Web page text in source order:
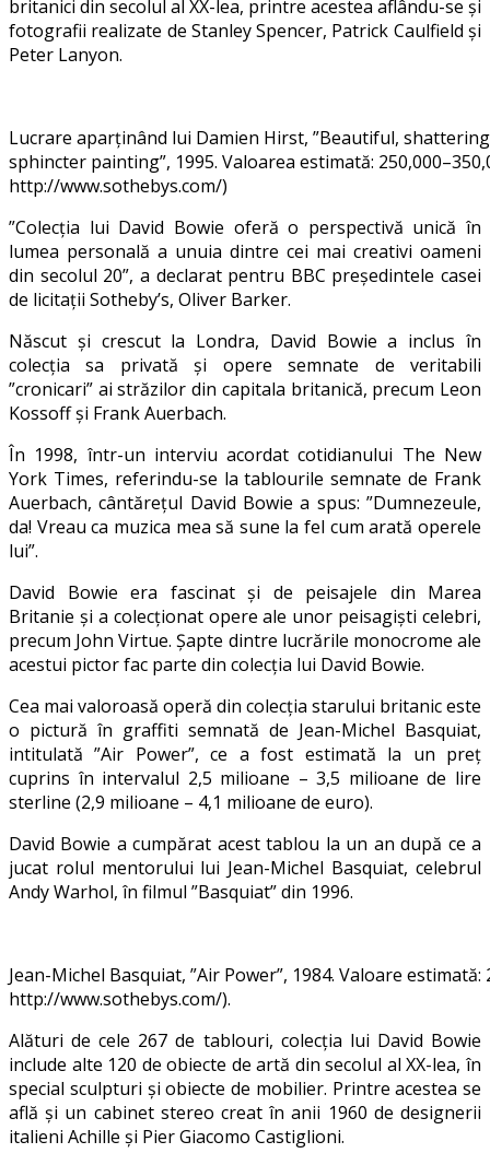
britanici din secolul al XX-lea, printre acestea aflându-se și
fotografii realizate de Stanley Spencer, Patrick Caulfield și
Peter Lanyon.
Lucrare aparținând lui Damien Hirst, ”Beautiful,
sphincter painting”, 1995. Valoarea estimată:
http://www.sothebys.com/)
”Colecția lui David Bowie oferă o perspectivă unică în
lumea personală a unuia dintre cei mai creativi oameni
din secolul 20”, a declarat pentru BBC președintele casei
de licitații Sotheby’s, Oliver Barker.
Născut și crescut la Londra, David Bowie a inclus în
colecția sa privată și opere semnate de veritabili
”cronicari” ai străzilor din capitala britanică, precum Leon
Kossoff și Frank Auerbach.
În 1998, într-un interviu acordat cotidianului The New
York Times, referindu-se la tablourile semnate de Frank
Auerbach, cântărețul David Bowie a spus: ”Dumnezeule,
da! Vreau ca muzica mea să sune la fel cum arată operele
lui”.
David Bowie era fascinat și de peisajele din Marea
Britanie și a colecționat opere ale unor peisagiști celebri,
precum John Virtue. Șapte dintre lucrările monocrome ale
acestui pictor fac parte din colecția lui David Bowie.
Cea mai valoroasă operă din colecția starului britanic este
o pictură în graffiti semnată de Jean-Michel Basquiat,
intitulată ”Air Power”, ce a fost estimată la un preț
cuprins în intervalul 2,5 milioane – 3,5 milioane de lire
sterline (2,9 milioane – 4,1 milioane de euro).
David Bowie a cumpărat acest tablou la un an după ce a
jucat rolul mentorului lui Jean-Michel Basquiat, celebrul
Andy Warhol, în filmul ”Basquiat” din 1996.
Jean-Michel Basquiat, ”Air Power”, 1984. Valoare
http://www.sothebys.com/).
Alături de cele 267 de tablouri, colecția lui David Bowie
include alte 120 de obiecte de artă din secolul al XX-lea, în
special sculpturi și obiecte de mobilier. Printre acestea se
află și un cabinet stereo creat în anii 1960 de designerii
italieni Achille și Pier Giacomo Castiglioni.